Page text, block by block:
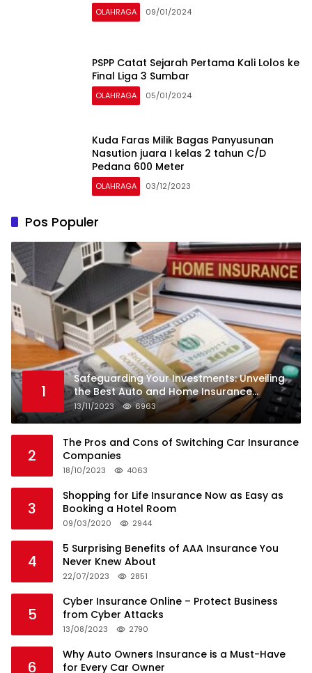
OLAHRAGA 09/01/2024
PSPP Catat Sejarah Pertama Kali Lolos ke
Final Liga 3 Sumbar
OLAHRAGA 05/01/2024
Kuda Faras Milik Bagas Panyusunan
Nasution juara I kelas 2 tahun C/D
Pedana 600 Meter
OLAHRAGA 03/12/2023
Pos Populer
1
Safeguarding Your Investments: Unveiling
the Best Auto and Home Insurance
Companies
13/11/2023 6963
2
The Pros and Cons of Switching Car Insurance
Companies
18/10/2023 4063
3
Shopping for Life Insurance Now as Easy as
Booking a Hotel Room
09/03/2020 2944
4
5 Surprising Benefits of AAA Insurance You
Never Knew About
22/07/2023 2851
5
Cyber Insurance Online – Protect Business
from Cyber Attacks
13/08/2023 2790
6
Why Auto Owners Insurance is a Must-Have
for Every Car Owner